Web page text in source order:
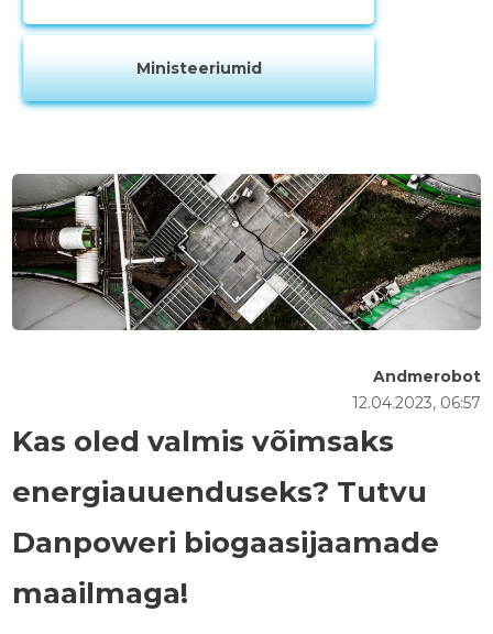
Ministeeriumid
Kas oled valmis võimsaks
energiauuenduseks? Tutvu
Danpoweri biogaasijaamade
maailmaga!
12.04.2023, 06:57
Andmerobot